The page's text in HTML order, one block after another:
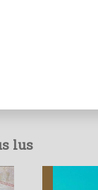
lus